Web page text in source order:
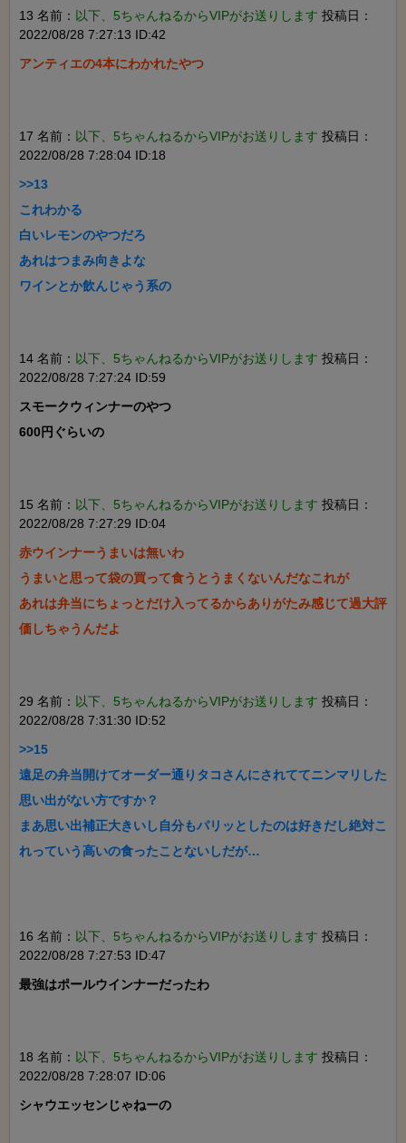
13 名前： 以下、5ちゃんねるからVIPがお送りします 投稿日：
2022/08/28 7:27:13 ID:42
アンティエの4本にわかれたやつ
17 名前： 以下、5ちゃんねるからVIPがお送りします 投稿日：
2022/08/28 7:28:04 ID:18
>>13
これわかる
白いレモンのやつだろ
あれはつまみ向きよな
ワインとか飲んじゃう系の
14 名前： 以下、5ちゃんねるからVIPがお送りします 投稿日：
2022/08/28 7:27:24 ID:59
スモークウィンナーのやつ
600円ぐらいの
15 名前： 以下、5ちゃんねるからVIPがお送りします 投稿日：
2022/08/28 7:27:29 ID:04
赤ウインナーうまいは無いわ
うまいと思って袋の買って食うとうまくないんだなこれが
あれは弁当にちょっとだけ入ってるからありがたみ感じて過大評
価しちゃうんだよ
29 名前： 以下、5ちゃんねるからVIPがお送りします 投稿日：
2022/08/28 7:31:30 ID:52
>>15
遠足の弁当開けてオーダー通りタコさんにされててニンマリした
思い出がない方ですか？
まあ思い出補正大きいし自分もパリッとしたのは好きだし絶対こ
れっていう高いの食ったことないしだが…
16 名前： 以下、5ちゃんねるからVIPがお送りします 投稿日：
2022/08/28 7:27:53 ID:47
最強はポールウインナーだったわ
18 名前： 以下、5ちゃんねるからVIPがお送りします 投稿日：
2022/08/28 7:28:07 ID:06
シャウエッセンじゃねーの